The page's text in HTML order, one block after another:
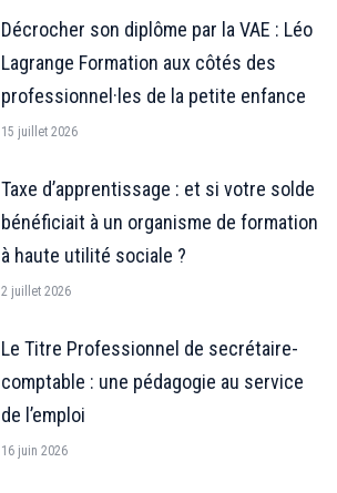
Décrocher son diplôme par la VAE : Léo
Lagrange Formation aux côtés des
professionnel·les de la petite enfance
15 juillet 2026
Taxe d’apprentissage : et si votre solde
bénéficiait à un organisme de formation
à haute utilité sociale ?
2 juillet 2026
Le Titre Professionnel de secrétaire-
comptable : une pédagogie au service
de l’emploi
16 juin 2026